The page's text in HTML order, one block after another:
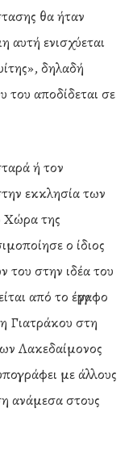
θα ήταν
ενισχύεται
δηλαδή
του αποδίδεται σε
ή τον
εκκλησία των
Χώρα της
ο ίδιος
του στην ιδέα του
από το έγγραφο
Γιατράκου στη
Λακεδαίμονος
με άλλους
ανάμεσα στους